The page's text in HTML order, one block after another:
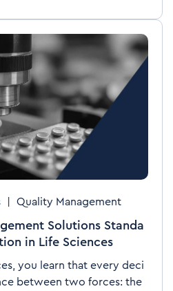
Quality Management
Solutions Standa
in Life Sciences
you learn that every deci
between two forces: the